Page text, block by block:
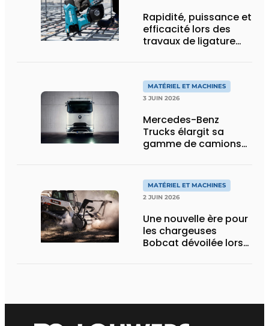
Rapidité, puissance et
efficacité lors des
travaux de ligature
MATÉRIEL ET MACHINES
3 JUIN 2026
Mercedes-Benz
Trucks élargit sa
gamme de camions
eActros Lowliner
MATÉRIEL ET MACHINES
2 JUIN 2026
Une nouvelle ère pour
les chargeuses
Bobcat dévoilée lors